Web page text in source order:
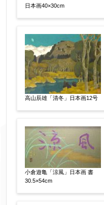
日本画40×30cm
高山辰雄「清冬」日本画12号
小倉遊亀「涼風」日本画 書
30.5×54cm